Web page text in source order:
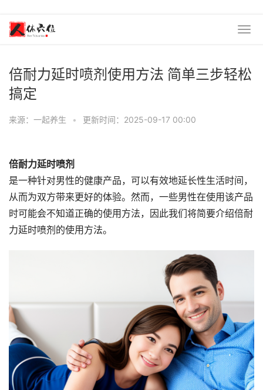
倍耐力延时喷剂使用方法 简单三步轻松
搞定
来源：一起养生 • 更新时间：2025-09-17 00:00
倍耐力延时喷剂
是一种针对男性的健康产品，可以有效地延长性生活时间，
从而为双方带来更好的体验。然而，一些男性在使用该产品
时可能会不知道正确的使用方法，因此我们将简要介绍倍耐
力延时喷剂的使用方法。